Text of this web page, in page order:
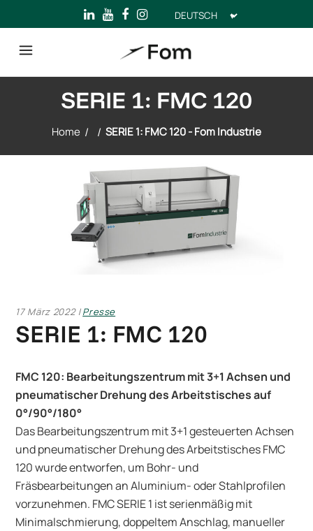
Sprache
auswählen
SERIE 1: FMC 120
Home / / SERIE 1: FMC 120 - Fom Industrie
17 März 2022 Presse
SERIE 1: FMC 120
FMC 120: Bearbeitungszentrum mit 3+1 Achsen und
pneumatischer Drehung des Arbeitstisches auf
0°/90°/180°
Das Bearbeitungszentrum mit 3+1 gesteuerten Achsen
und pneumatischer Drehung des Arbeitstisches FMC
120 wurde entworfen, um Bohr- und
Fräsbearbeitungen an Aluminium- oder Stahlprofilen
vorzunehmen. FMC SERIE 1 ist serienmäßig mit
Minimalschmierung, doppeltem Anschlag, manueller